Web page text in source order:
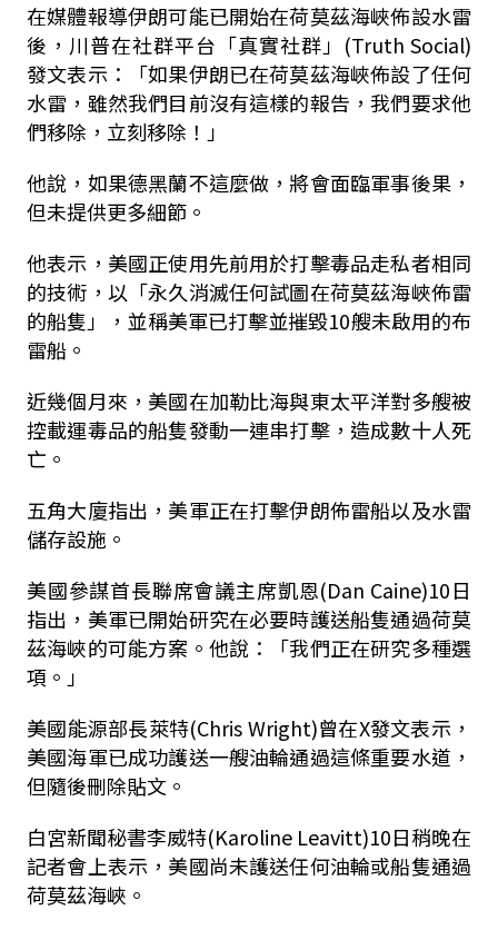
在媒體報導伊朗可能已開始在荷莫茲海峽佈設水雷
後，川普在社群平台「真實社群」(Truth Social)
發文表示：「如果伊朗已在荷莫茲海峽佈設了任何
水雷，雖然我們目前沒有這樣的報告，我們要求他
們移除，立刻移除！」
他說，如果德黑蘭不這麼做，將會面臨軍事後果，
但未提供更多細節。
他表示，美國正使用先前用於打擊毒品走私者相同
的技術，以「永久消滅任何試圖在荷莫茲海峽佈雷
的船隻」，並稱美軍已打擊並摧毀10艘未啟用的布
雷船。
近幾個月來，美國在加勒比海與東太平洋對多艘被
控載運毒品的船隻發動一連串打擊，造成數十人死
亡。
五角大廈指出，美軍正在打擊伊朗佈雷船以及水雷
儲存設施。
美國參謀首長聯席會議主席凱恩(Dan Caine)10日
指出，美軍已開始研究在必要時護送船隻通過荷莫
茲海峽的可能方案。他說：「我們正在研究多種選
項。」
美國能源部長萊特(Chris Wright)曾在X發文表示，
美國海軍已成功護送一艘油輪通過這條重要水道，
但隨後刪除貼文。
白宮新聞秘書李威特(Karoline Leavitt)10日稍晚在
記者會上表示，美國尚未護送任何油輪或船隻通過
荷莫茲海峽。